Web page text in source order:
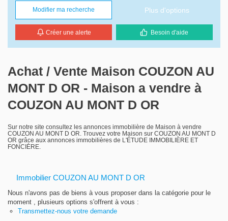
Ventes
Biens vendus
Locations
Estimation
Gestion locative
Modifier ma recherche Plus d'options
Créer une alerte Besoin d'aide
Achat / Vente Maison COUZON AU
MONT D OR - Maison a vendre à
COUZON AU MONT D OR
Sur notre site consultez les annonces immobilière de Maison à vendre
COUZON AU MONT D OR. Trouvez votre Maison sur COUZON AU MONT D
OR grâce aux annonces immobilières de L'ÉTUDE IMMOBILIÈRE ET
FONCIÈRE.
Immobilier COUZON AU MONT D OR
Nous n'avons pas de biens à vous proposer dans la catégorie pour le
moment , plusieurs options s'offrent à vous :
Transmettez-nous votre demande